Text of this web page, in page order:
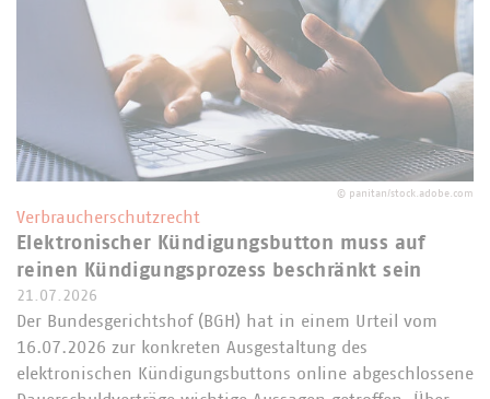
© panitan/stock.adobe.com
Verbraucherschutzrecht
Elektronischer Kündigungsbutton muss auf
reinen Kündigungsprozess beschränkt sein
21.07.2026
Der Bundesgerichtshof (BGH) hat in einem Urteil vom
16.07.2026 zur konkreten Ausgestaltung des
elektronischen Kündigungsbuttons online abgeschlossene